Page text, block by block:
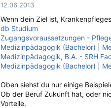
12.06.2013
Wenn dein Ziel ist,
db Studium
Zugangsvoraussetzungen -
Medizinpädagogik (Bachelor) |
Medizinpädagogik, B.A. - SRH
Medizinpädagogik (Bachelor) |
Oben siehst du nur einige
Ob der Beruf Zukunft hat, oder
Vorteile.